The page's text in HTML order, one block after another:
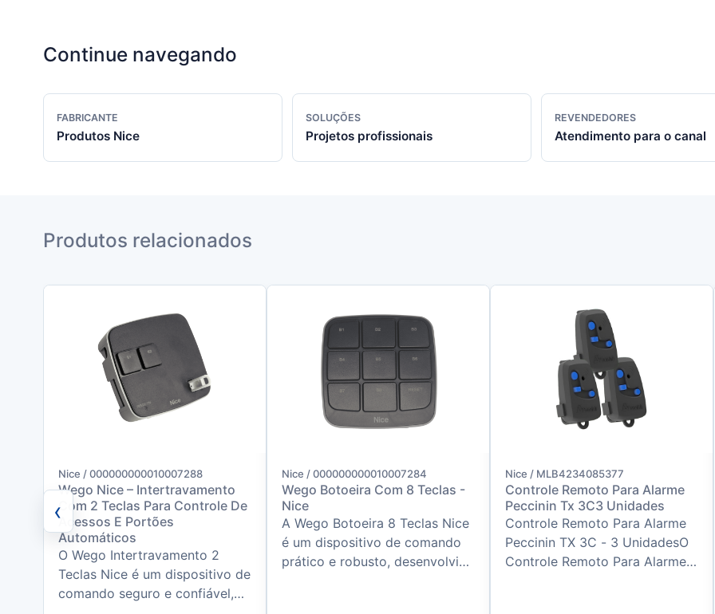
Continue navegando
FABRICANTE
Produtos Nice
SOLUÇÕES
Projetos profissionais
REVENDEDORES
Atendimento para o canal
Produtos relacionados
‹
Nice / 000000000010007288
Wego Nice – Intertravamento
Com 2 Teclas Para Controle De
Acessos E Portões
Automáticos
O Wego Intertravamento 2
Teclas Nice é um dispositivo de
comando seguro e confiável,
Nice / 000000000010007284
Wego Botoeira Com 8 Teclas -
Nice
A Wego Botoeira 8 Teclas Nice
é um dispositivo de comando
prático e robusto, desenvolvido
Nice / MLB4234085377
Controle Remoto Para Alarme
Peccinin Tx 3C3 Unidades
Controle Remoto Para Alarme
Peccinin TX 3C - 3 UnidadesO
Controle Remoto Para Alarme